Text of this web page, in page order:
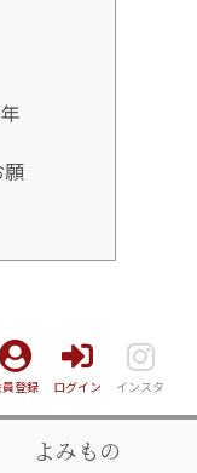
員登録 ログイン インスタ
よみもの